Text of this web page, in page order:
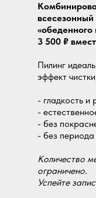
3 500 ₽
Пилинг
эффект
- гладкость и
-
- без
- без
Количество
ограничено.
Успейте